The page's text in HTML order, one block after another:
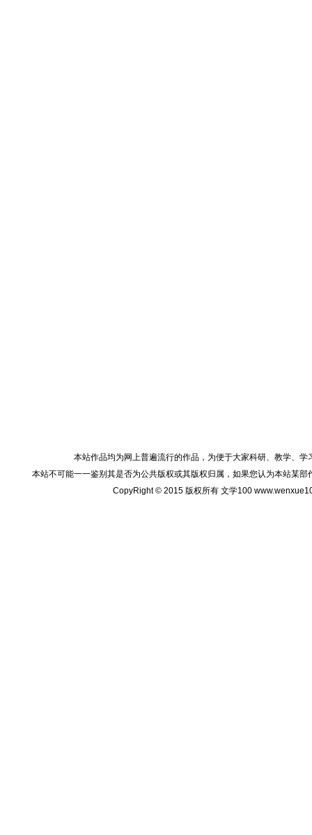
本站作品均为网上普遍流行的作品，为便于大家科研、教学、
本站不可能一一鉴别其是否为公共版权或其版权归属，如果您认为本站某
CopyRight © 2015 版权所有 文学100